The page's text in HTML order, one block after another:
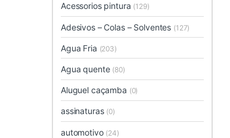
Acessorios pintura (129)
Adesivos – Colas – Solventes (127)
Agua Fria (203)
Agua quente (80)
Aluguel caçamba (0)
assinaturas (0)
automotivo (24)